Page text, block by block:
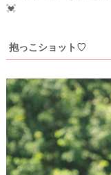
💓
抱っこショット♡
結
の
段
取
り